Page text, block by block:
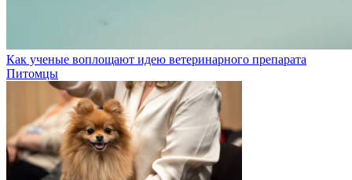
Как ученые воплощают идею ветеринарного препарата
Питомцы